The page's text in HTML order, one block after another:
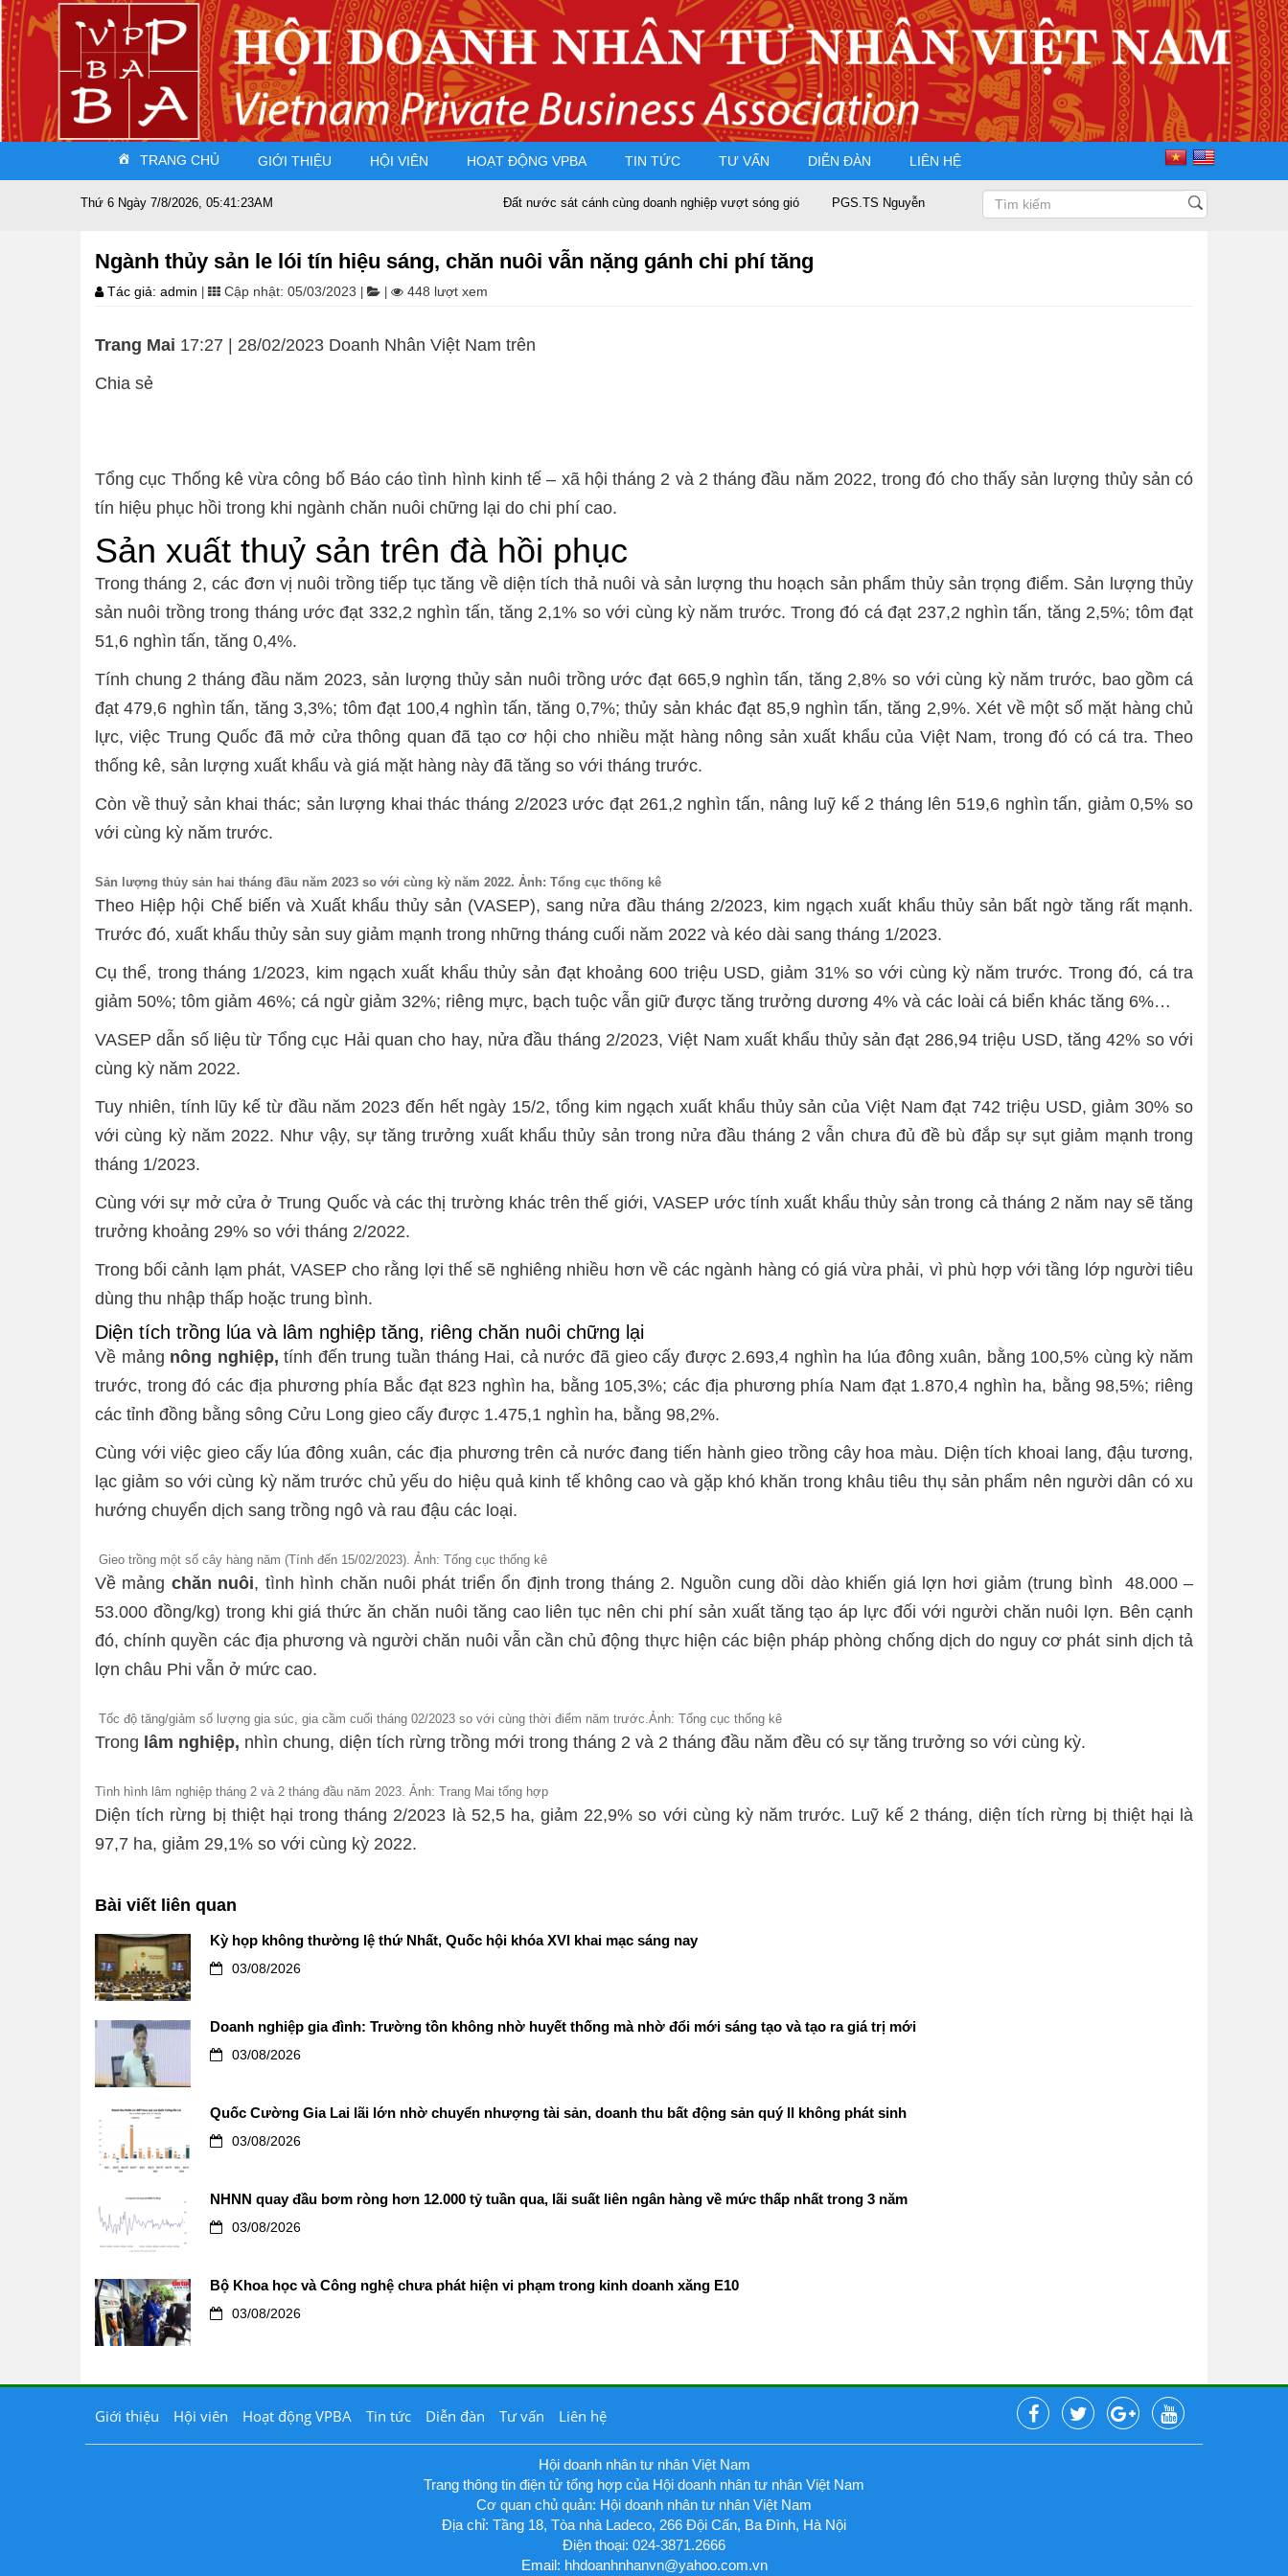
TRANG CHỦ GIỚI THIỆU HỘI VIÊN HOẠT ĐỘNG VPBA TIN TỨC TƯ VẤN DIỄN ĐÀN LIÊN HỆ
Thứ 6 Ngày 7/8/2026, 05:41:24AM Đất nước sát cánh cùng doanh nghiệp vượt sóng gió PGS.TS Nguyễn Trọng Điều tái đắc cử Chủ tịch Hội Doanh nhân Tư nhân Việt Nam
Ngành thủy sản le lói tín hiệu sáng, chăn nuôi vẫn nặng gánh chi phí tăng
Tác giả: admin Cập nhật: 05/03/2023 448 lượt xem
Trang Mai 17:27 | 28/02/2023 Doanh Nhân Việt Nam trên
Chia sẻ
Tổng cục Thống kê vừa công bố Báo cáo tình hình kinh tế – xã hội tháng 2 và 2 tháng đầu năm 2022, trong đó cho thấy sản lượng thủy sản có
tín hiệu phục hồi trong khi ngành chăn nuôi chững lại do chi phí cao.
Sản xuất thuỷ sản trên đà hồi phục
Trong tháng 2, các đơn vị nuôi trồng tiếp tục tăng về diện tích thả nuôi và sản lượng thu hoạch sản phẩm thủy sản trọng điểm. Sản lượng thủy
sản nuôi trồng trong tháng ước đạt 332,2 nghìn tấn, tăng 2,1% so với cùng kỳ năm trước. Trong đó cá đạt 237,2 nghìn tấn, tăng 2,5%; tôm đạt
51,6 nghìn tấn, tăng 0,4%.
Tính chung 2 tháng đầu năm 2023, sản lượng thủy sản nuôi trồng ước đạt 665,9 nghìn tấn, tăng 2,8% so với cùng kỳ năm trước, bao gồm cá
đạt 479,6 nghìn tấn, tăng 3,3%; tôm đạt 100,4 nghìn tấn, tăng 0,7%; thủy sản khác đạt 85,9 nghìn tấn, tăng 2,9%. Xét về một số mặt hàng chủ
lực, việc Trung Quốc đã mở cửa thông quan đã tạo cơ hội cho nhiều mặt hàng nông sản xuất khẩu của Việt Nam, trong đó có cá tra. Theo
thống kê, sản lượng xuất khẩu và giá mặt hàng này đã tăng so với tháng trước.
Còn về thuỷ sản khai thác; sản lượng khai thác tháng 2/2023 ước đạt 261,2 nghìn tấn, nâng luỹ kế 2 tháng lên 519,6 nghìn tấn, giảm 0,5% so
với cùng kỳ năm trước.
Sản lượng thủy sản hai tháng đầu năm 2023 so với cùng kỳ năm 2022. Ảnh: Tổng cục thống kê
Theo Hiệp hội Chế biến và Xuất khẩu thủy sản (VASEP), sang nửa đầu tháng 2/2023, kim ngạch xuất khẩu thủy sản bất ngờ tăng rất mạnh.
Trước đó, xuất khẩu thủy sản suy giảm mạnh trong những tháng cuối năm 2022 và kéo dài sang tháng 1/2023.
Cụ thể, trong tháng 1/2023, kim ngạch xuất khẩu thủy sản đạt khoảng 600 triệu USD, giảm 31% so với cùng kỳ năm trước. Trong đó, cá tra
giảm 50%; tôm giảm 46%; cá ngừ giảm 32%; riêng mực, bạch tuộc vẫn giữ được tăng trưởng dương 4% và các loài cá biển khác tăng 6%…
VASEP dẫn số liệu từ Tổng cục Hải quan cho hay, nửa đầu tháng 2/2023, Việt Nam xuất khẩu thủy sản đạt 286,94 triệu USD, tăng 42% so với
cùng kỳ năm 2022.
Tuy nhiên, tính lũy kế từ đầu năm 2023 đến hết ngày 15/2, tổng kim ngạch xuất khẩu thủy sản của Việt Nam đạt 742 triệu USD, giảm 30% so
với cùng kỳ năm 2022. Như vậy, sự tăng trưởng xuất khẩu thủy sản trong nửa đầu tháng 2 vẫn chưa đủ đề bù đắp sự sụt giảm mạnh trong
tháng 1/2023.
Cùng với sự mở cửa ở Trung Quốc và các thị trường khác trên thế giới, VASEP ước tính xuất khẩu thủy sản trong cả tháng 2 năm nay sẽ tăng
trưởng khoảng 29% so với tháng 2/2022.
Trong bối cảnh lạm phát, VASEP cho rằng lợi thế sẽ nghiêng nhiều hơn về các ngành hàng có giá vừa phải, vì phù hợp với tầng lớp người tiêu
dùng thu nhập thấp hoặc trung bình.
Diện tích trồng lúa và lâm nghiệp tăng, riêng chăn nuôi chững lại
Về mảng nông nghiệp, tính đến trung tuần tháng Hai, cả nước đã gieo cấy được 2.693,4 nghìn ha lúa đông xuân, bằng 100,5% cùng kỳ năm
trước, trong đó các địa phương phía Bắc đạt 823 nghìn ha, bằng 105,3%; các địa phương phía Nam đạt 1.870,4 nghìn ha, bằng 98,5%; riêng
các tỉnh đồng bằng sông Cửu Long gieo cấy được 1.475,1 nghìn ha, bằng 98,2%.
Cùng với việc gieo cấy lúa đông xuân, các địa phương trên cả nước đang tiến hành gieo trồng cây hoa màu. Diện tích khoai lang, đậu tương,
lạc giảm so với cùng kỳ năm trước chủ yếu do hiệu quả kinh tế không cao và gặp khó khăn trong khâu tiêu thụ sản phẩm nên người dân có xu
hướng chuyển dịch sang trồng ngô và rau đậu các loại.
Gieo trồng một số cây hàng năm (Tính đến 15/02/2023). Ảnh: Tổng cục thống kê
Về mảng chăn nuôi, tình hình chăn nuôi phát triển ổn định trong tháng 2. Nguồn cung dồi dào khiến giá lợn hơi giảm (trung bình 48.000 –
53.000 đồng/kg) trong khi giá thức ăn chăn nuôi tăng cao liên tục nên chi phí sản xuất tăng tạo áp lực đối với người chăn nuôi lợn. Bên cạnh
đó, chính quyền các địa phương và người chăn nuôi vẫn cần chủ động thực hiện các biện pháp phòng chống dịch do nguy cơ phát sinh dịch tả
lợn châu Phi vẫn ở mức cao.
Tốc độ tăng/giảm số lượng gia súc, gia cầm cuối tháng 02/2023 so với cùng thời điểm năm trước.Ảnh: Tổng cục thống kê
Trong lâm nghiệp, nhìn chung, diện tích rừng trồng mới trong tháng 2 và 2 tháng đầu năm đều có sự tăng trưởng so với cùng kỳ.
Tình hình lâm nghiệp tháng 2 và 2 tháng đầu năm 2023. Ảnh: Trang Mai tổng hợp
Diện tích rừng bị thiệt hại trong tháng 2/2023 là 52,5 ha, giảm 22,9% so với cùng kỳ năm trước. Luỹ kế 2 tháng, diện tích rừng bị thiệt hại là
97,7 ha, giảm 29,1% so với cùng kỳ 2022.
Bài viết liên quan
Kỳ họp không thường lệ thứ Nhất, Quốc hội khóa XVI khai mạc sáng nay
03/08/2026
Doanh nghiệp gia đình: Trường tồn không nhờ huyết thống mà nhờ đổi mới sáng tạo và tạo ra giá trị mới
03/08/2026
Quốc Cường Gia Lai lãi lớn nhờ chuyển nhượng tài sản, doanh thu bất động sản quý II không phát sinh
03/08/2026
NHNN quay đầu bơm ròng hơn 12.000 tỷ tuần qua, lãi suất liên ngân hàng về mức thấp nhất trong 3 năm
03/08/2026
Bộ Khoa học và Công nghệ chưa phát hiện vi phạm trong kinh doanh xăng E10
03/08/2026
Giới thiệu Hội viên Hoạt động VPBA Tin tức Diễn đàn Tư vấn Liên hệ
Hội doanh nhân tư nhân Việt Nam
Trang thông tin điện tử tổng hợp của Hội doanh nhân tư nhân Việt Nam
Cơ quan chủ quản: Hội doanh nhân tư nhân Việt Nam
Địa chỉ: Tầng 18, Tòa nhà Ladeco, 266 Đội Cấn, Ba Đình, Hà Nội
Điện thoại: 024-3871.2666
Email: hhdoanhnhanvn@yahoo.com.vn